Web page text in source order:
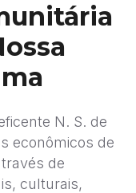
N. S. de
econômicos de
de
culturais,